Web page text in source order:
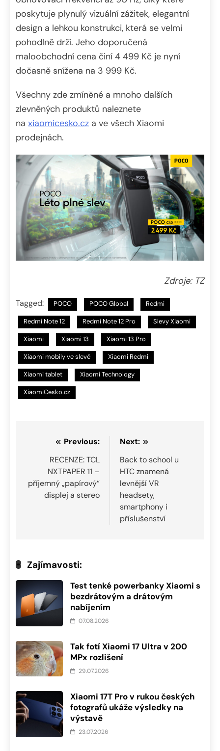
poskytuje plynulý vizuální zážitek, elegantní
design a lehkou konstrukci, která se velmi
pohodlně drží. Jeho doporučená
maloobchodní cena činí 4 499 Kč je nyní
dočasně snížena na 3 999 Kč.
Všechny zde zmíněné a mnoho dalších
zlevněných produktů naleznete
na xiaomicesko.cz a ve všech Xiaomi
prodejnách.
Zdroje: TZ
Tagged: POCO POCO Global Redmi
Redmi Note 12 Redmi Note 12 Pro Slevy Xiaomi
Xiaomi Xiaomi 13 Xiaomi 13 Pro
Xiaomi mobily ve slevě Xiaomi Redmi
Xiaomi tablet Xiaomi Technology
XiaomiCesko.cz
Navigace
příspěvek
Previous:
RECENZE: TCL
NXTPAPER 11 –
příjemný „papírový“
displej a stereo
Next:
Back to school u
HTC znamená
levnější VR
headsety,
smartphony i
příslušenství
Zajímavosti:
Test tenké powerbanky Xiaomi s
bezdrátovým a drátovým
nabíjením
07.08.2026
Tak fotí Xiaomi 17 Ultra v 200
MPx rozlišení
29.07.2026
Xiaomi 17T Pro v rukou českých
fotografů ukáže výsledky na
výstavě
23.07.2026